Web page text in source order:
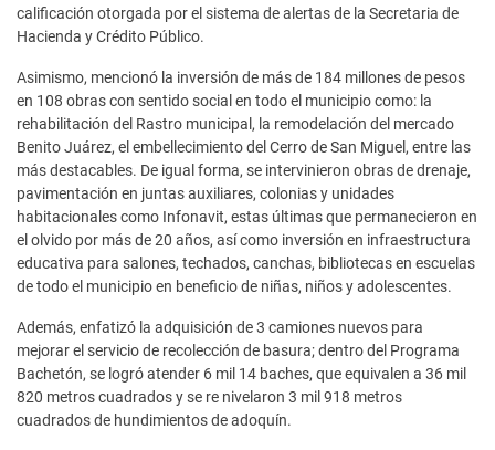
calificación otorgada por el sistema de alertas de la Secretaria de
Hacienda y Crédito Público.
Asimismo, mencionó la inversión de más de 184 millones de pesos
en 108 obras con sentido social en todo el municipio como: la
rehabilitación del Rastro municipal, la remodelación del mercado
Benito Juárez, el embellecimiento del Cerro de San Miguel, entre las
más destacables. De igual forma, se intervinieron obras de drenaje,
pavimentación en juntas auxiliares, colonias y unidades
habitacionales como Infonavit, estas últimas que permanecieron en
el olvido por más de 20 años, así como inversión en infraestructura
educativa para salones, techados, canchas, bibliotecas en escuelas
de todo el municipio en beneficio de niñas, niños y adolescentes.
Además, enfatizó la adquisición de 3 camiones nuevos para
mejorar el servicio de recolección de basura; dentro del Programa
Bachetón, se logró atender 6 mil 14 baches, que equivalen a 36 mil
820 metros cuadrados y se re nivelaron 3 mil 918 metros
cuadrados de hundimientos de adoquín.